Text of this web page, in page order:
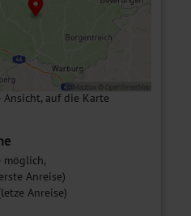
auf die Karte
möglich,
Anreise)
Anreise)